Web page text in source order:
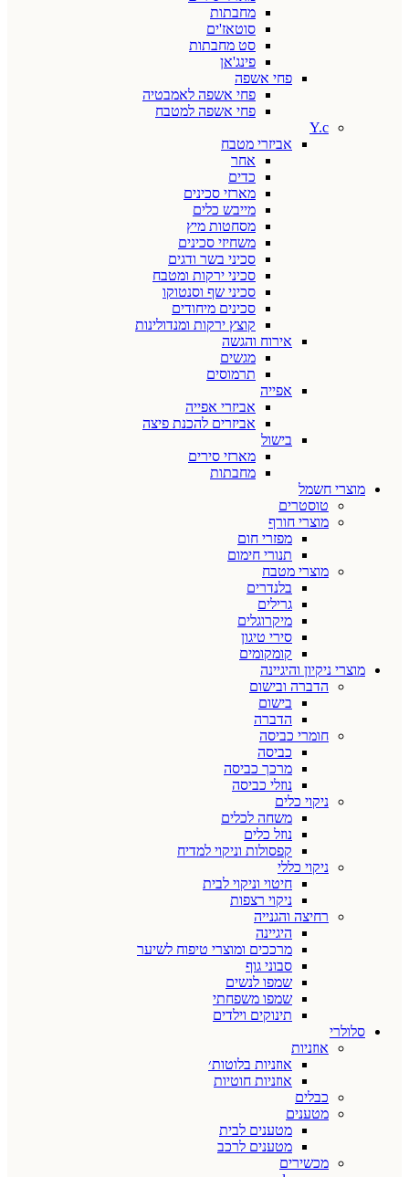
מחבתות
סוטאז'ים
סט מחבתות
פינג'אן
פחי אשפה
פחי אשפה לאמבטיה
פחי אשפה למטבח
Y.c
אביזרי מטבח
אחר
כדים
מארזי סכינים
מייבש כלים
מסחטות מיץ
משחיזי סכינים
סכיני בשר ודגים
סכיני ירקות ומטבח
סכיני שף וסנטוקו
סכינים מיחודים
קוצץ ירקות ומנדולינות
אירוח והגשה
מגשים
תרמוסים
אפייה
אביזרי אפייה
אביזרים להכנת פיצה
בישול
מארזי סירים
מחבתות
מוצרי חשמל
טוסטרים
מוצרי חורף
מפזרי חום
תנורי חימום
מוצרי מטבח
בלנדרים
גרילים
מיקרוגלים
סירי טיגון
קומקומים
מוצרי ניקיון והיגיינה
הדברה ובישום
בישום
הדברה
חומרי כביסה
כביסה
מרכך כביסה
נוזלי כביסה
ניקוי כלים
משחה לכלים
נוזל כלים
קפסולות וניקוי למדיח
ניקוי כללי
חיטוי וניקוי לבית
ניקוי רצפות
רחיצה והגנייה
היגיינה
מרככים ומוצרי טיפוח לשיער
סבוני גוף
שמפו לנשים
שמפו משפחתי
תינוקים וילדים
סלולרי
אוזניות
אוזניות בלוטות׳
אוזניות חוטיות
כבלים
מטענים
מטענים לבית
מטענים לרכב
מכשירים